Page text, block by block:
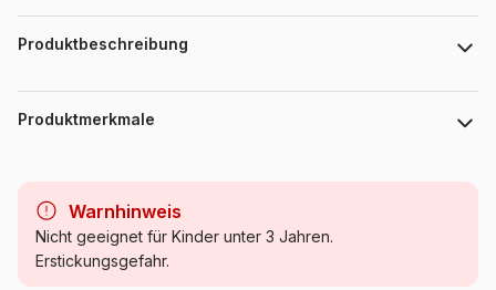
Produktbeschreibung
123 RF - paintingcat
Produktmerkmale
Alter
Puzzle für Erwachsene (500
Warnhinweis
Nicht geeignet für Kinder unter 3 Jahren.
Erstickungsgefahr.